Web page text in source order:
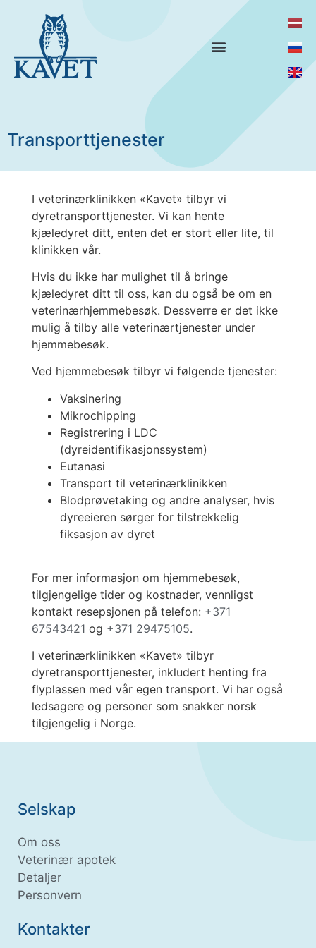
Transporttjenester
I veterinærklinikken «Kavet» tilbyr vi
dyretransporttjenester. Vi kan hente
kjæledyret ditt, enten det er stort eller lite, til
klinikken vår.
Hvis du ikke har mulighet til å bringe
kjæledyret ditt til oss, kan du også be om en
veterinærhjemmebesøk. Dessverre er det ikke
mulig å tilby alle veterinærtjenester under
hjemmebesøk.
Ved hjemmebesøk tilbyr vi følgende tjenester:
Vaksinering
Mikrochipping
Registrering i LDC
(dyreidentifikasjonssystem)
Eutanasi
Transport til veterinærklinikken
Blodprøvetaking og andre analyser, hvis
dyreeieren sørger for tilstrekkelig
fiksasjon av dyret
For mer informasjon om hjemmebesøk,
tilgjengelige tider og kostnader, vennligst
kontakt resepsjonen på telefon: +371
67543421 og +371 29475105.
I veterinærklinikken «Kavet» tilbyr
dyretransporttjenester, inkludert henting fra
flyplassen med vår egen transport. Vi har også
ledsagere og personer som snakker norsk
tilgjengelig i Norge.
Selskap
Om oss
Veterinær apotek
Detaljer
Personvern
Kontakter